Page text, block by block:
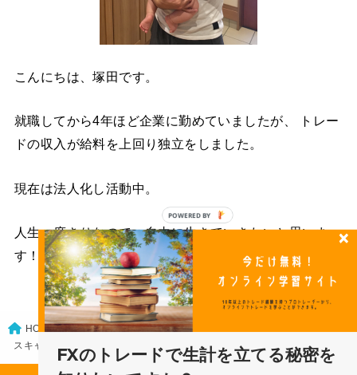
こんにちは、塚田です。
就職してから4年ほど企業に勤めていましたが、 トレー
ドの収入が給料を上回り独立をしました。
現在は法人化し活動中。
人生一度きりなので、自由に生きていきたいと思いま
す！
HOME
知っておきたい予備知識
スキャル？スイング？デイトレ？最適なトレードスタイル
FXのトレードで生計を立てる秘密を
POWERED
BY